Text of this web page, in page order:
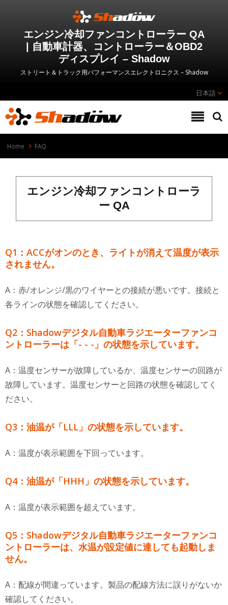
エンジン冷却ファンコントローラー QA
| 自動車計器、コントローラー＆OBD2
ディスプレイ – Shadow
ストリート＆トラック用パフォーマンスエレクトロニクス – Shadow
日本語
Home FAQ
エンジン冷却ファンコントローラ
ー QA
Q1：ACCがオンのとき、ライトが消えて温度が表示
されません。
A：赤/オレンジ/黒のワイヤーとの接続が悪いです。接続と
各ラインの状態を確認してください。
Q2：Shadowデジタル自動車ラジエーターファンコ
ントローラーは「- - -」の状態を示しています。
A：温度センサーが故障しているか、温度センサーの回路が
故障しています。温度センサーと回路の状態を確認してく
ださい。
Q3：油温が「LLL」の状態を示しています。
A：温度が表示範囲を下回っています。
Q4：油温が「HHH」の状態を示しています。
A：温度が表示範囲を超えています。
Q5：Shadowデジタル自動車ラジエーターファンコ
ントローラーは、水温が設定値に達しても起動しま
せん。
A：配線が間違っています。製品の配線方法に誤りがないか
確認してください。